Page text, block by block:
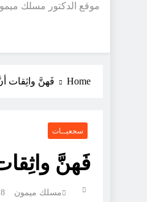
موقع الدكتور مسلك
Home فَهنَّ واثِقات
سجعيــات
فَهنَّ
مسلك ميمون 8 سنوات Ago